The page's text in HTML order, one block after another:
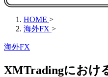
HOME >
海外FX >
海外FX
XMTradingにおけ